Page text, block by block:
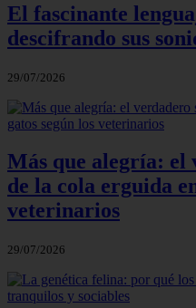
El fascinante
descifrando sus
29/07/2026
Más que alegría: el
de la cola erguida
veterinarios
29/07/2026